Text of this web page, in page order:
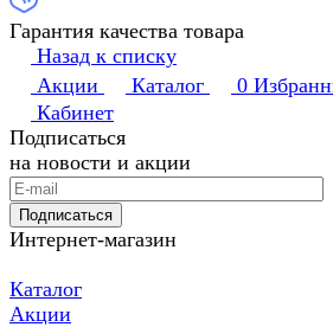
Гарантия качества товара
Назад к списку
Акции
Каталог 0
Кабинет
Подписаться
на новости и акции
Подписаться
Интернет-магазин
Каталог
Акции